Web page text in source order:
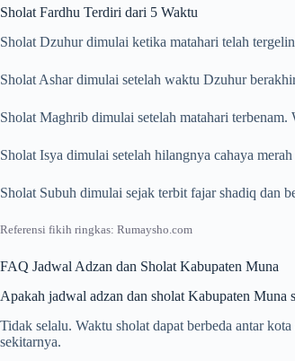
Sholat Fardhu Terdiri dari 5 Waktu
Sholat Dzuhur dimulai ketika matahari telah
Sholat Ashar dimulai setelah waktu Dzuhur
Sholat Maghrib dimulai setelah matahari
Sholat Isya dimulai setelah hilangnya cahaya
Sholat Subuh dimulai sejak terbit fajar shadiq dan
Referensi fikih ringkas: Rumaysho.com
FAQ Jadwal Adzan dan Sholat Kabupaten Muna
Apakah jadwal adzan dan sholat Kabupaten Muna
Tidak selalu. Waktu sholat dapat berbeda antar
sekitarnya.